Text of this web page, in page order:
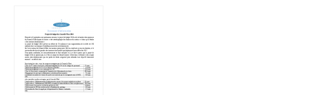
le Grand Conseil